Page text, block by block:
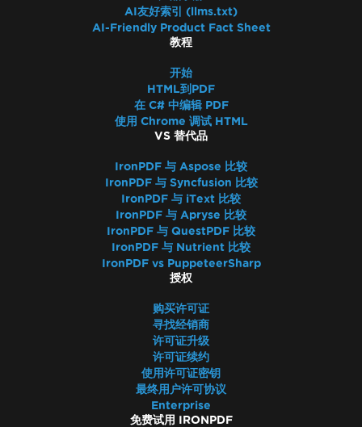
CSP和CNG签名
PDF到图像中的透明度和颜色
IronPdf.UpdatedChrome 渲染
在 Linux/WSL 中监控内存
通过 ExtractTextFromPage 添加书签
CEF/Chromium 内存使用情况
页眉和内容不对齐
IronPdfEngine Docker 输出
表单字段中的自定义字体
异常消息
访问路径'Global-
IronSoftwareDeploymentGlobal'被拒绝
502坏网关
部署Chrome依赖项时出错
部署Pdfium依赖项时出错
从字节打开文档时出错：'内存分配错误'
部署NuGet包失败
GPU进程不可用
无效的CefExecuteProcess返回码0
AI友好索引 (llms.txt)
AI-Friendly Product Fact Sheet
教程
开始
HTML到PDF
在 C# 中编辑 PDF
使用 Chrome 调试 HTML
VS 替代品
IronPDF 与 Aspose 比较
IronPDF 与 Syncfusion 比较
IronPDF 与 iText 比较
IronPDF 与 Apryse 比较
IronPDF 与 QuestPDF 比较
IronPDF 与 Nutrient 比较
IronPDF vs PuppeteerSharp
授权
购买许可证
寻找经销商
许可证升级
许可证续约
使用许可证密钥
最终用户许可协议
Enterprise
免费试用 IRONPDF